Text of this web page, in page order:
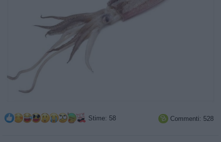
Stime: 58  Commenti: 528